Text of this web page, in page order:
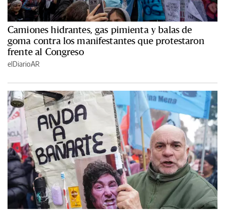
Camiones hidrantes, gas pimienta y balas de
goma contra los manifestantes que protestaron
frente al Congreso
elDiarioAR